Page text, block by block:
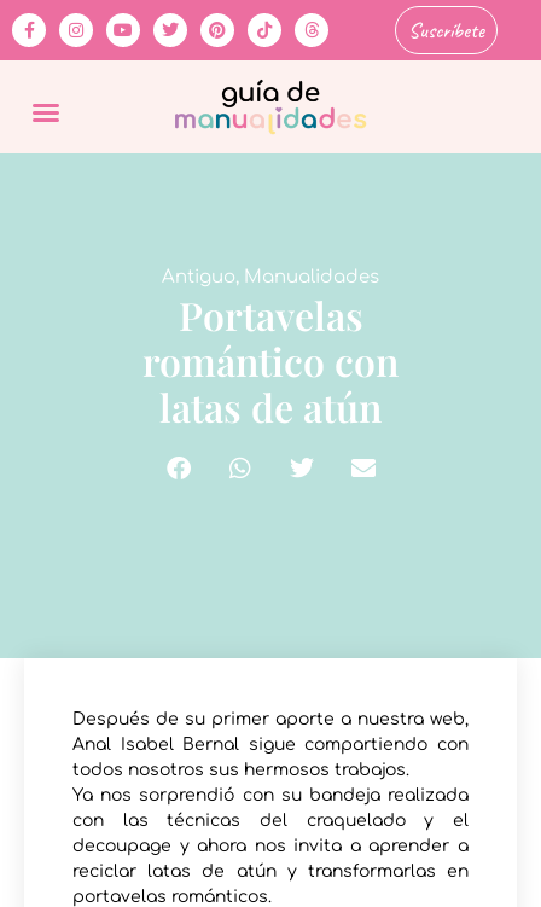
Suscríbete
Antiguo, Manualidades
Portavelas
romántico con
latas de atún
Después de su primer aporte a nuestra web,
Anal Isabel Bernal sigue compartiendo con
todos nosotros sus hermosos trabajos.
Ya nos sorprendió con su bandeja realizada
con las técnicas del craquelado y el
decoupage y ahora nos invita a aprender a
reciclar latas de atún y transformarlas en
portavelas románticos.